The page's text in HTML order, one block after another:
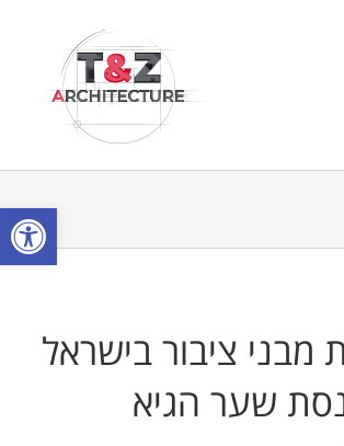
פתח
מבני ציבור בישראל
שער הגיא